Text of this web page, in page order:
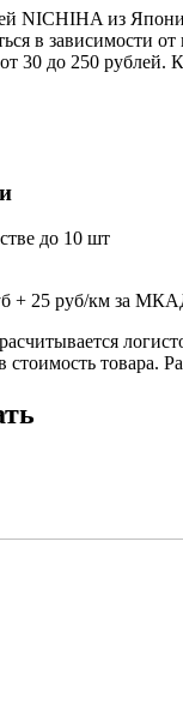
NICHIHA из
в зависимости
30 до 250
до 10 шт
+ 25 руб/км за
стоимость товара.